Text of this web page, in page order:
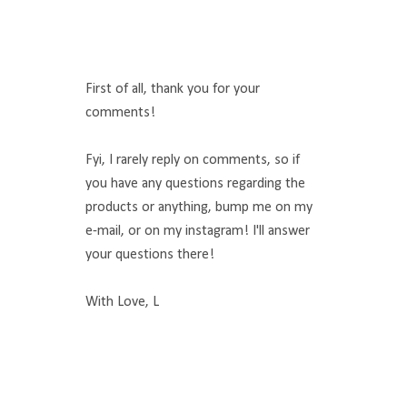
First of all, thank you for your
comments!
Fyi, I rarely reply on comments, so if
you have any questions regarding the
products or anything, bump me on my
e-mail, or on my instagram! I'll answer
your questions there!
With Love, L